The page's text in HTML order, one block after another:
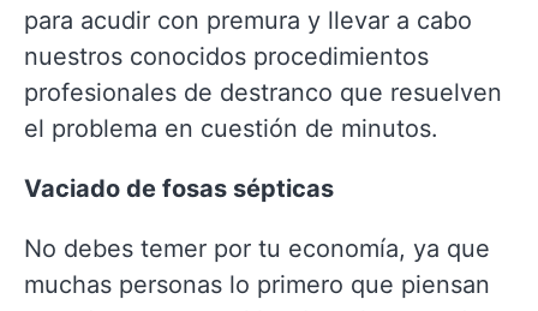
para acudir con premura y llevar a cabo
nuestros conocidos procedimientos
profesionales de destranco que resuelven
el problema en cuestión de minutos.
Vaciado de fosas sépticas
No debes temer por tu economía, ya que
muchas personas lo primero que piensan